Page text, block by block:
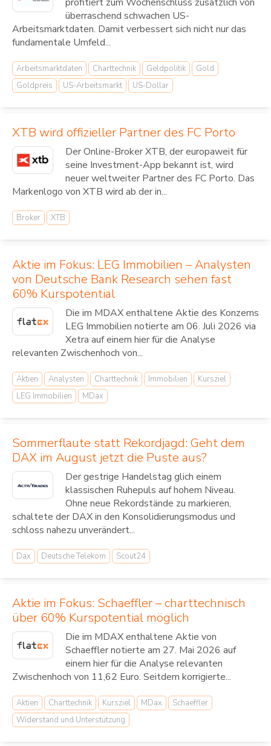
überraschend schwachen US-
Arbeitsmarktdaten. Damit verbessert sich nicht nur das
fundamentale Umfeld...
Arbeitsmarktdaten Charttechnik Geldpolitik
Gold
Goldpreis
US-Arbeitsmarkt US-Dollar
XTB wird offizieller Partner des FC Porto
Der Online-Broker XTB, der europaweit für
seine Investment-App bekannt ist, wird
neuer weltweiter Partner des FC Porto. Das
Markenlogo von XTB wird ab der in...
Broker XTB
Aktie im Fokus: LEG Immobilien – Analysten
von Deutsche Bank Research sehen fast
60% Kurspotential
Die im MDAX enthaltene Aktie des Konzerns
LEG Immobilien notierte am 06. Juli 2026 via
Xetra auf einem hier für die Analyse
relevanten Zwischenhoch von...
Aktien Analysten Charttechnik Immobilien
Kursziel
LEG Immobilien
MDax
Sommerflaute statt Rekordjagd: Geht dem
DAX im August jetzt die Puste aus?
Der gestrige Handelstag glich einem
klassischen Ruhepuls auf hohem Niveau.
Ohne neue Rekordstände zu markieren,
schaltete der DAX in den Konsolidierungsmodus und
schloss nahezu unverändert...
Dax Deutsche Telekom Scout24
Aktie im Fokus: Schaeffler – charttechnisch
über 60% Kurspotential möglich
Die im MDAX enthaltene Aktie von
Schaeffler notierte am 27. Mai 2026 auf
einem hier für die Analyse relevanten
Zwischenhoch von 11,62 Euro. Seitdem korrigierte...
Aktien Charttechnik Kursziel MDax
Schaeffler
Widerstand und Unterstützung